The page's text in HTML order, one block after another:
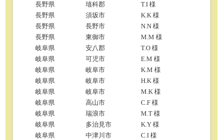
長野県
埴科郡
T.I 様
長野県
須坂市
K.K 様
長野県
長野市
N.N 様
長野県
東御市
M.M 様
岐阜県
安八郡
T.O 様
岐阜県
可児市
E.M 様
岐阜県
岐阜市
K.M 様
岐阜県
岐阜市
H.K 様
岐阜県
岐阜市
M.K 様
岐阜県
高山市
C.F 様
岐阜県
瑞浪市
M.T 様
岐阜県
多治見市
K.Y 様
岐阜県
中津川市
C.I 様